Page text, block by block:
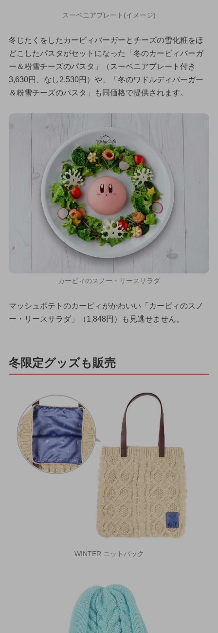
スーベニアプレート(イメージ)
冬じたくをしたカービィバーガーとチーズの雪化粧をほ
どこしたパスタがセットになった「冬のカービィバーガ
ー＆粉雪チーズのパスタ」（スーベニアプレート付き
3,630円、なし2,530円）や、「冬のワドルディバーガー
＆粉雪チーズのパスタ」も同価格で提供されます。
カービィのスノー・リースサラダ
マッシュポテトのカービィがかわいい「カービィのスノ
ー・リースサラダ」（1,848円）も見逃せません。
冬限定グッズも販売
WINTER ニットバック